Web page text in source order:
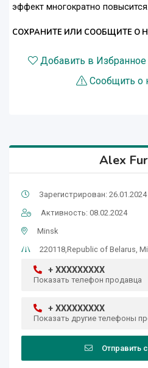
эффект многократно повысится.
СОХРАНИТЕ ИЛИ СООБЩИТЕ О
Добавить в Избранное
Сообщить о
Alex
Зарегистрирован: 26.01.2024
Активность: 08.02.2024
Minsk
220118,Republic of Belarus,
+ XXXXXXXXX
Показать телефон продавца
+ XXXXXXXXX
Показать другие телефоны
Отправить